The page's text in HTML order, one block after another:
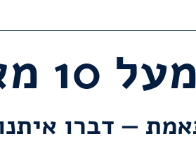
— דברו